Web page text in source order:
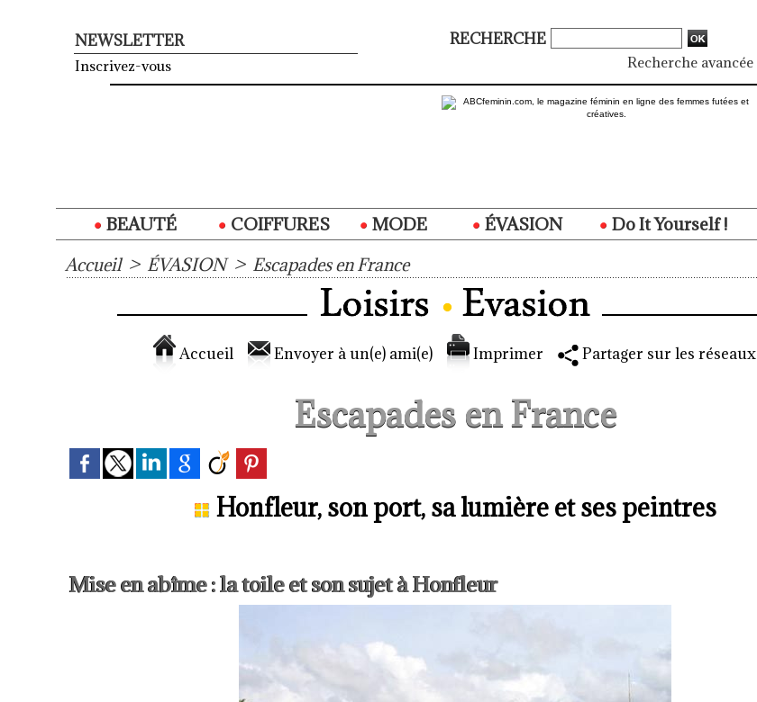
NEWSLETTER
Inscrivez-vous
RECHERCHE
Recherche avancée
BEAUTÉ COIFFURES MODE ÉVASION Do It Yourself !
Accueil > ÉVASION > Escapades en France
Accueil Envoyer à un(e) ami(e) Imprimer Partager sur les réseaux
Escapades en France
Honfleur, son port, sa lumière et ses peintres
Mise en abîme : la toile et son sujet à Honfleur